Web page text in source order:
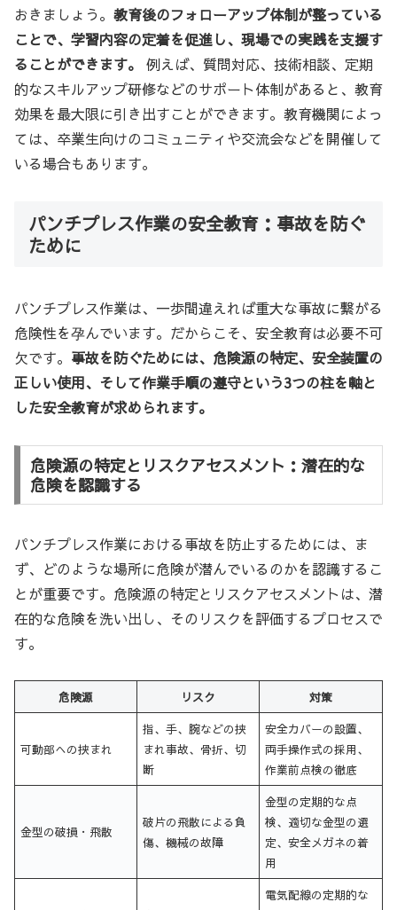
おきましょう。 教育後のフォローアップ体制が整っている
ことで、学習内容の定着を促進し、現場での実践を支援す
ることができます。
例えば、質問対応、技術相談、定期
的なスキルアップ研修などのサポート体制があると、教育
効果を最大限に引き出すことができます。教育機関によっ
ては、卒業生向けのコミュニティや交流会などを開催して
いる場合もあります。
パンチプレス作業の安全教育：事故を防ぐ
ために
パンチプレス作業は、一歩間違えれば重大な事故に繋がる
危険性を孕んでいます。だからこそ、安全教育は必要不可
欠です。 事故を防ぐためには、危険源の特定、安全装置の
正しい使用、そして作業手順の遵守という3つの柱を軸と
した安全教育が求められます。
危険源の特定とリスクアセスメント：潜在的な
危険を認識する
パンチプレス作業における事故を防止するためには、ま
ず、どのような場所に危険が潜んでいるのかを認識するこ
とが重要です。危険源の特定とリスクアセスメントは、潜
在的な危険を洗い出し、そのリスクを評価するプロセスで
す。
危険源 リスク 対策
可動部への挟まれ
指、手、腕などの挟
まれ事故、骨折、切
断
安全カバーの設置、
両手操作式の採用、
作業前点検の徹底
金型の破損・飛散
破片の飛散による負
傷、機械の故障
金型の定期的な点
検、適切な金型の選
定、安全メガネの着
用
電気配線の定期的な